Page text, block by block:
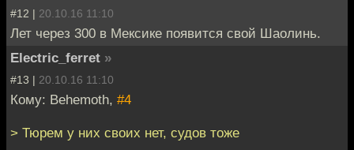
#12 | 20.10.16 11:10
Лет через 300 в Мексике появится свой Шаолинь.
Electric_ferret »
#13 | 20.10.16 11:10
Кому: Behemoth, #4
> Тюрем у них своих нет, судов тоже